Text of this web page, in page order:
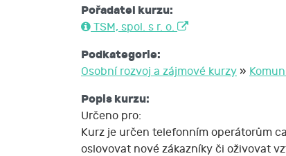
Pořadatel kurzu:
TSM, spol. s r. o.
Podkategorie:
Osobní rozvoj a zájmové kurzy »
Popis kurzu:
Určeno pro:
Kurz je určen telefonním operátorům
oslovovat nové zákazníky či oživovat